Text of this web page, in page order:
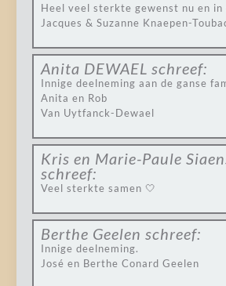
Heel veel sterkte gewenst nu en in
Jacques & Suzanne Knaepen-
Anita DEWAEL schreef:
Innige deelneming aan de ganse
Anita en Rob
Van Uytfanck-Dewael
Kris en Marie-Paule
schreef:
Veel sterkte samen 🤍
Berthe Geelen schreef:
Innige deelneming.
José en Berthe Conard Geelen